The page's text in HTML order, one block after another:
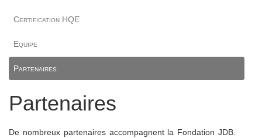
Certification HQE
Equipe
Partenaires
Partenaires
De nombreux partenaires accompagnent la Fondation JDB.